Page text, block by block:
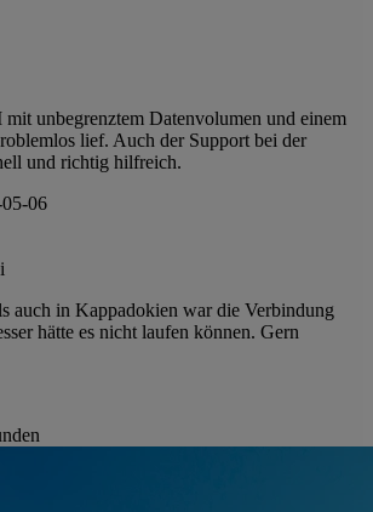
unbegrenztem Datenvolumen und einem
lief. Auch der Support bei der
und richtig hilfreich.
06
auch in Kappadokien war die Verbindung
hätte es nicht laufen können. Gern